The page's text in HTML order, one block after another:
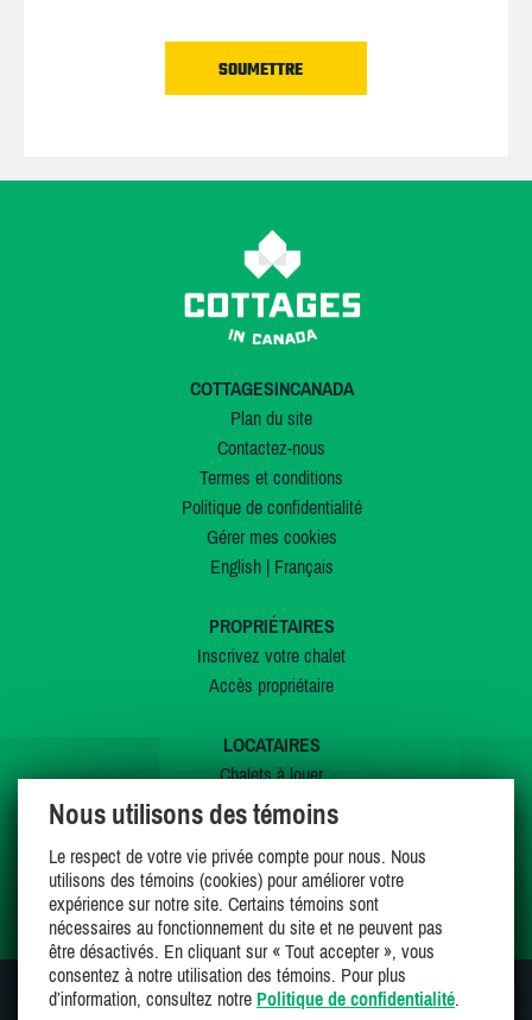
COTTAGESINCANADA
Plan du site
Contactez-nous
Termes et conditions
Politique de confidentialité
Gérer mes cookies
English| Français
PROPRIÉTAIRES
Inscrivez votre chalet
Accès propriétaire
LOCATAIRES
Chalets à louer
Chalets à vendre
Offres spéciales
Mes favoris
SUIVEZ-NOUS SUR
Nous utilisons des témoins
Le respect de votre vie privée compte pour nous. Nous
utilisons des témoins (cookies) pour améliorer votre
expérience sur notre site. Certains témoins sont
nécessaires au fonctionnement du site et ne peuvent pas
être désactivés. En cliquant sur « Tout accepter », vous
consentez à notre utilisation des témoins. Pour plus
d’information, consultez notre Politique de confidentialité.